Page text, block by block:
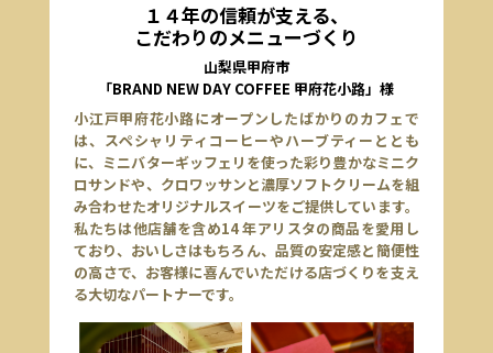
１４年の信頼が支える、
こだわりのメニューづくり
山梨県甲府市
「BRAND NEW DAY COFFEE 甲府花小路」様
小江戸甲府花小路にオープンしたばかりのカフェで
は、スペシャリティコーヒーやハーブティーととも
に、ミニバターギッフェリを使った彩り豊かなミニク
ロサンドや、クロワッサンと濃厚ソフトクリームを組
み合わせたオリジナルスイーツをご提供しています。
私たちは他店舗を含め14 年アリスタの商品を愛用し
ており、おいしさはもちろん、品質の安定感と簡便性
の高さで、お客様に喜んでいただける店づくりを支え
る大切なパートナーです。